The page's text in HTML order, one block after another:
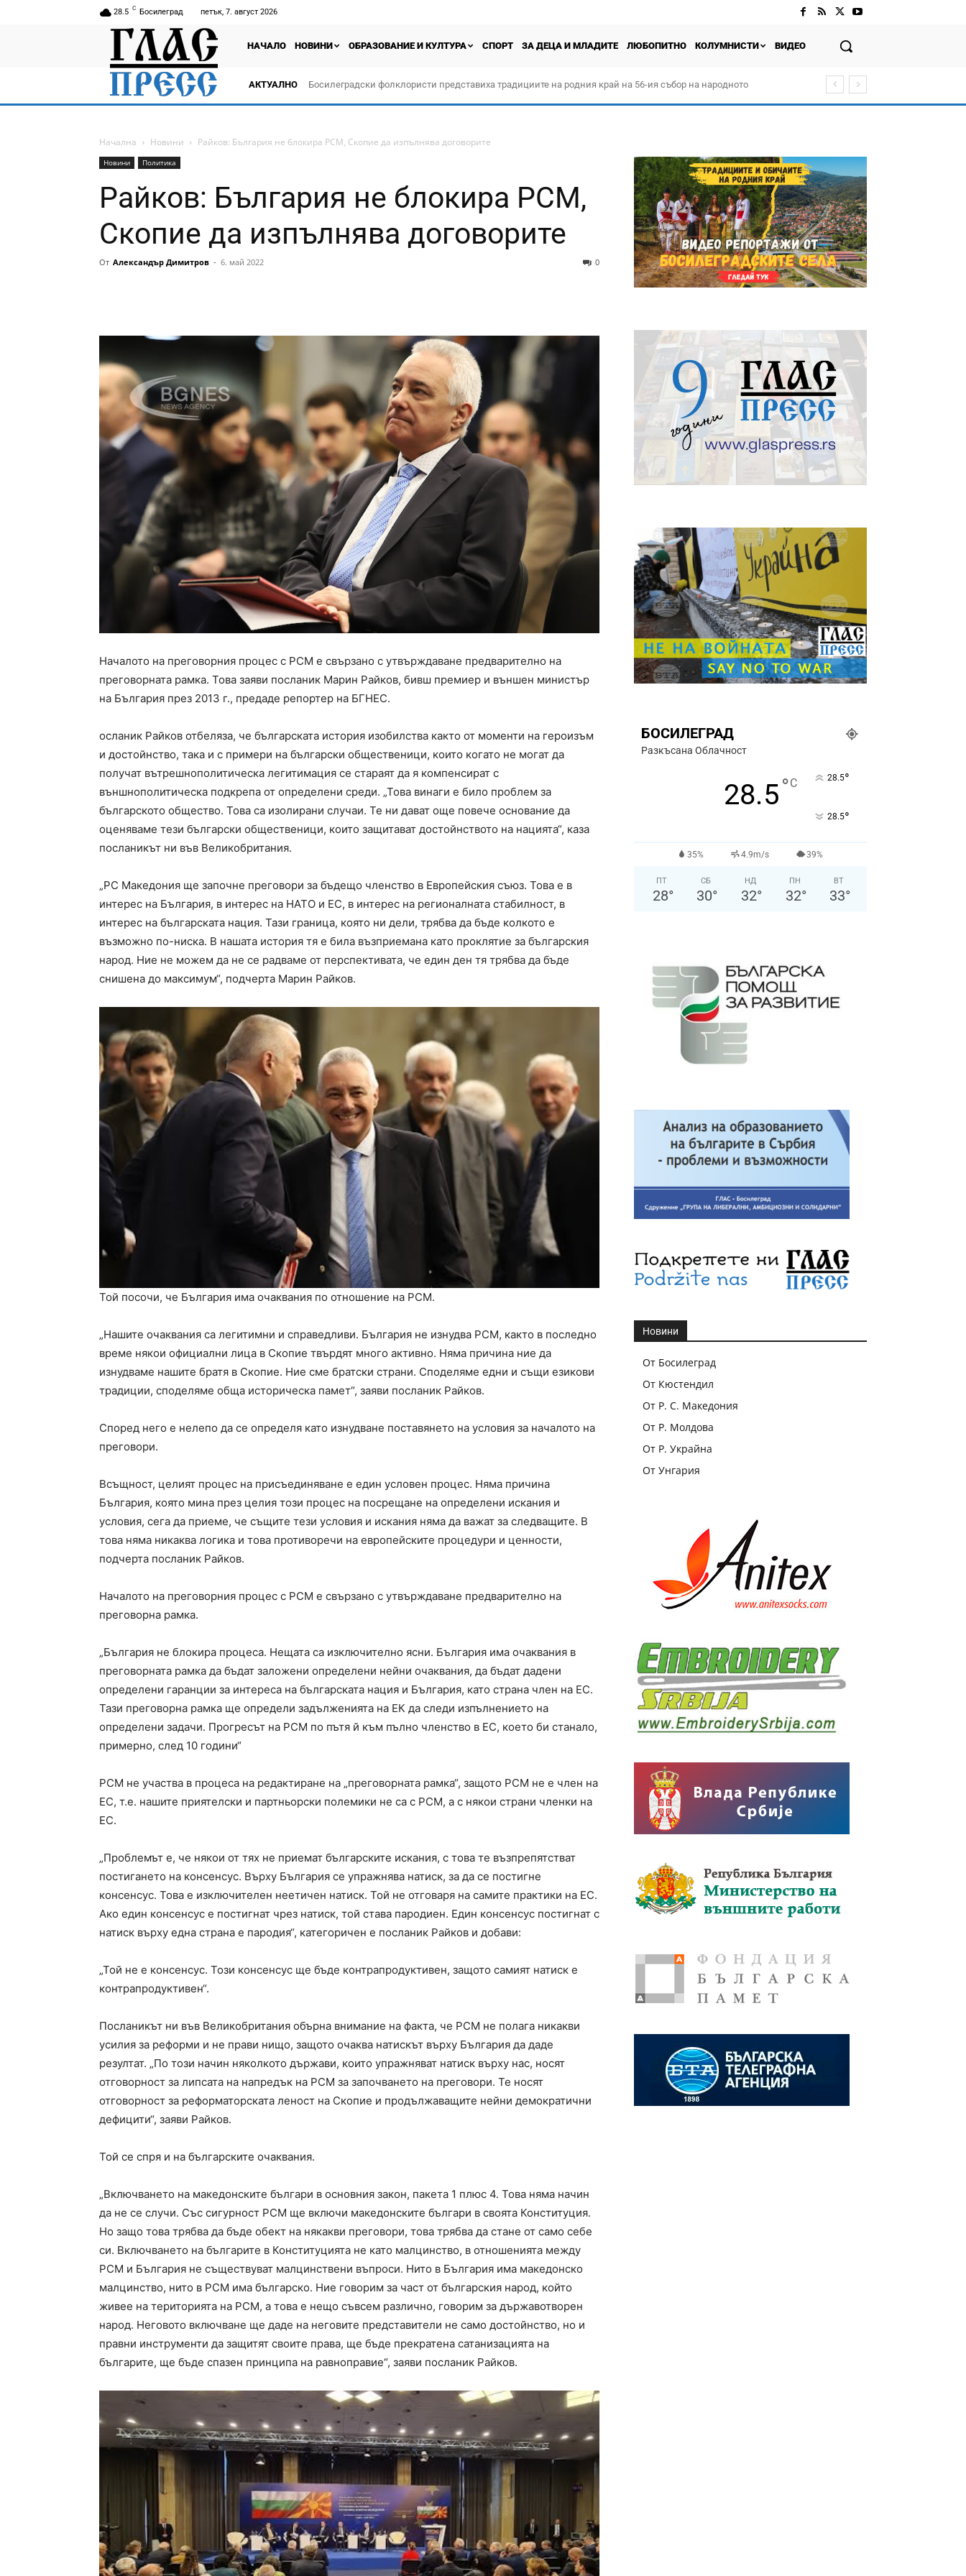
28.5 C Босилеград петък, 7. август 2026
НАЧАЛО НОВИНИ ОБРАЗОВАНИЕ И КУЛТУРА СПОРТ ЗА ДЕЦА И МЛАДИТЕ ЛЮБОПИТНО КОЛУМНИСТИ ВИДЕО
АКТУАЛНО
Босилеградски фолклористи представиха традициите на родния край на 56-ия събор на народното
творчество „Прођох Левач, прођох Шумадију“
Начална Новини Райков: България не блокира РСМ, Скопие да изпълнява договорите
Новини Политика
Райков: България не блокира РСМ,
Скопие да изпълнява договорите
От Александър Димитров - 6. май 2022 0
Началото на преговорния процес с РСМ е свързано с утвърждаване предварително на
преговорната рамка. Това заяви посланик Марин Райков, бивш премиер и външен министър
на България през 2013 г., предаде репортер на БГНЕС.
осланик Райков отбеляза, че българската история изобилства както от моменти на героизъм
и достойнство, така и с примери на български общественици, които когато не могат да
получат вътрешнополитическа легитимация се стараят да я компенсират с
външнополитическа подкрепа от определени среди. „Това винаги е било проблем за
българското общество. Това са изолирани случаи. Те ни дават още повече основание да
оценяваме тези български общественици, които защитават достойнството на нацията“, каза
посланикът ни във Великобритания.
„РС Македония ще започне преговори за бъдещо членство в Европейския съюз. Това е в
интерес на България, в интерес на НАТО и ЕС, в интерес на регионалната стабилност, в
интерес на българската нация. Тази граница, която ни дели, трябва да бъде колкото е
възможно по-ниска. В нашата история тя е била възприемана като проклятие за българския
народ. Ние не можем да не се радваме от перспективата, че един ден тя трябва да бъде
снишена до максимум“, подчерта Марин Райков.
Той посочи, че България има очаквания по отношение на РСМ.
„Нашите очаквания са легитимни и справедливи. България не изнудва РСМ, както в последно
време някои официални лица в Скопие твърдят много активно. Няма причина ние да
изнудваме нашите братя в Скопие. Ние сме братски страни. Споделяме едни и същи езикови
традиции, споделяме обща историческа памет“, заяви посланик Райков.
Според него е нелепо да се определя като изнудване поставянето на условия за началото на
преговори.
Всъщност, целият процес на присъединяване е един условен процес. Няма причина
България, която мина през целия този процес на посрещане на определени искания и
условия, сега да приеме, че същите тези условия и искания няма да важат за следващите. В
това няма никаква логика и това противоречи на европейските процедури и ценности,
подчерта посланик Райков.
Началото на преговорния процес с РСМ е свързано с утвърждаване предварително на
преговорна рамка.
„България не блокира процеса. Нещата са изключително ясни. България има очаквания в
преговорната рамка да бъдат заложени определени нейни очаквания, да бъдат дадени
определени гаранции за интереса на българската нация и България, като страна член на ЕС.
Тази преговорна рамка ще определи задълженията на ЕК да следи изпълнението на
определени задачи. Прогресът на РСМ по пътя й към пълно членство в ЕС, което би станало,
примерно, след 10 години“
РСМ не участва в процеса на редактиране на „преговорната рамка“, защото РСМ не е член на
ЕС, т.е. нашите приятелски и партньорски полемики не са с РСМ, а с някои страни членки на
ЕС.
„Проблемът е, че някои от тях не приемат българските искания, с това те възпрепятстват
постигането на консенсус. Върху България се упражнява натиск, за да се постигне
консенсус. Това е изключителен неетичен натиск. Той не отговаря на самите практики на ЕС.
Ако един консенсус е постигнат чрез натиск, той става пародиен. Един консенсус постигнат с
натиск върху една страна е пародия“, категоричен е посланик Райков и добави:
„Той не е консенсус. Този консенсус ще бъде контрапродуктивен, защото самият натиск е
контрапродуктивен“.
Посланикът ни във Великобритания обърна внимание на факта, че РСМ не полага никакви
усилия за реформи и не прави нищо, защото очаква натискът върху България да даде
резултат. „По този начин няколкото държави, които упражняват натиск върху нас, носят
отговорност за липсата на напредък на РСМ за започването на преговори. Те носят
отговорност за реформаторската леност на Скопие и продължаващите нейни демократични
дефицити“, заяви Райков.
Той се спря и на българските очаквания.
„Включването на македонските българи в основния закон, пакета 1 плюс 4. Това няма начин
да не се случи. Със сигурност РСМ ще включи македонските българи в своята Конституция.
Но защо това трябва да бъде обект на някакви преговори, това трябва да стане от само себе
си. Включването на българите в Конституцията не като малцинство, в отношенията между
РСМ и България не съществуват малцинствени въпроси. Нито в България има македонско
малцинство, нито в РСМ има българско. Ние говорим за част от българския народ, който
живее на територията на РСМ, а това е нещо съвсем различно, говорим за държавотворен
народ. Неговото включване ще даде на неговите представители не само достойнство, но и
правни инструменти да защитят своите права, ще бъде прекратена сатанизацията на
българите, ще бъде спазен принципа на равноправие“, заяви посланик Райков.
БОСИЛЕГРАД
Разкъсана Облачност
28.5°C 28.5°
28.5°
35% 4.9m/s 39%
ПТ
28°
СБ
30°
НД
32°
ПН
32°
ВТ
33°
Новини
От Босилеград
От Кюстендил
От Р. С. Македония
От Р. Молдова
От Р. Украйна
От Унгария